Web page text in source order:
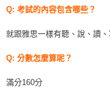
Q: 考試的內容包含哪些？
就跟雅思一樣有聽、說、讀
Q: 分數怎麼算呢？
滿分160分